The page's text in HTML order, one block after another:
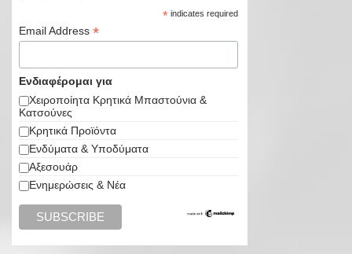
* indicates required
Email Address *
Ενδιαφέρομαι για
Χειροποίητα Κρητικά Μπαστούνια &
Κατσούνες
Κρητικά Προϊόντα
Ενδύματα & Υποδύματα
Αξεσουάρ
Ενημερώσεις & Νέα